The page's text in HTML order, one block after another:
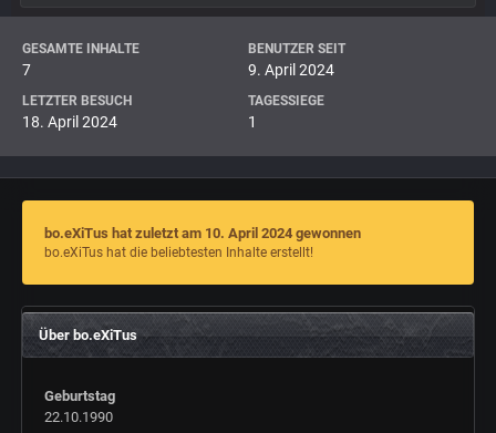
GESAMTE INHALTE
7
BENUTZER SEIT
9. April 2024
LETZTER BESUCH
18. April 2024
TAGESSIEGE
1
bo.eXiTus hat zuletzt am 10. April 2024 gewonnen
bo.eXiTus hat die beliebtesten Inhalte erstellt!
Über bo.eXiTus
Geburtstag
22.10.1990